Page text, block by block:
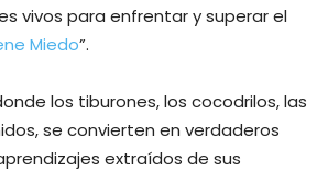
vivos para enfrentar y superar el
Miedo”.
los tiburones, los cocodrilos, las
se convierten en verdaderos
extraídos de sus